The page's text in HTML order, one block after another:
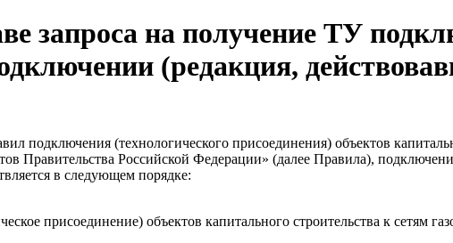
запроса на получение ТУ
(редакция,
(технологического присоединения) объектов
Правительства Российской Федерации» (далее Правила),
в следующем порядке:
присоединение) объектов капитального строительства к сетям